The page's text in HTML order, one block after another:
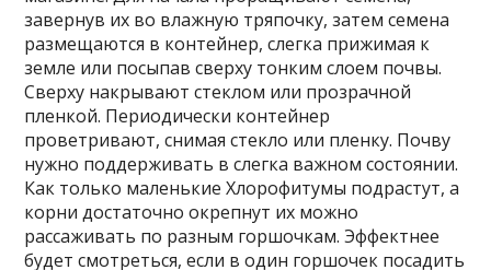
завернув их во влажную тряпочку, затем семена
размещаются в контейнер, слегка прижимая к
земле или посыпав сверху тонким слоем почвы.
Сверху накрывают стеклом или прозрачной
пленкой. Периодически контейнер
проветривают, снимая стекло или пленку. Почву
нужно поддерживать в слегка важном состоянии.
Как только маленькие Хлорофитумы подрастут, а
корни достаточно окрепнут их можно
рассаживать по разным горшочкам. Эффектнее
будет смотреться, если в один горшочек посадить